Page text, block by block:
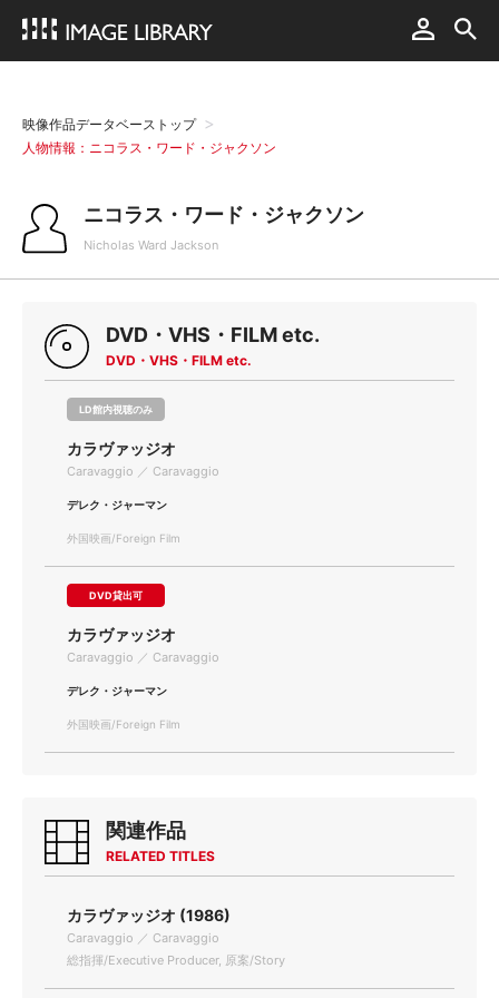
映像作品データベーストップ
人物情報：ニコラス・ワード・ジャクソン
ニコラス・ワード・ジャクソン
Nicholas Ward Jackson
DVD・VHS・FILM etc.
DVD・VHS・FILM etc.
LD館内視聴のみ
カラヴァッジオ
Caravaggio ／ Caravaggio
デレク・ジャーマン
外国映画/Foreign Film
DVD貸出可
カラヴァッジオ
Caravaggio ／ Caravaggio
デレク・ジャーマン
外国映画/Foreign Film
関連作品
RELATED TITLES
カラヴァッジオ (1986)
Caravaggio ／ Caravaggio
総指揮/Executive Producer, 原案/Story